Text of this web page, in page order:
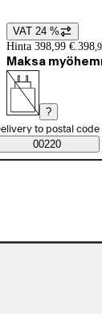
Price details
VAT 24 %
Hinta 398,99 €. 398,
Maksa
?
order method
to postal code
00220